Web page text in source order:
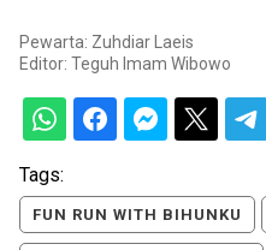
Pewarta: Zuhdiar Laeis
Editor: Teguh Imam Wibowo
Tags:
FUN RUN WITH BIHUNKU